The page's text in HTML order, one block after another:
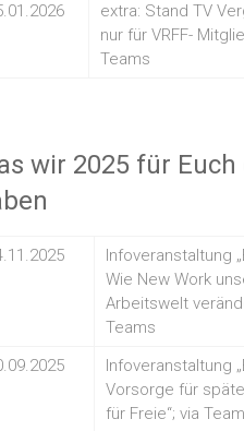
extra: Stand TV
nur für VRFF-
Teams
wir 2025 für Euch
Infoveranstaltung
Wie New Work
Arbeitswelt
Teams
Infoveranstaltung
Vorsorge für
für Freie“; via